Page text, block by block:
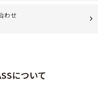
わせ
について